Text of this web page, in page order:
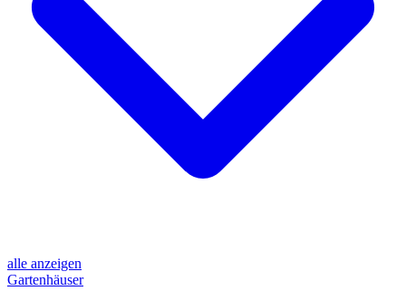
alle anzeigen
Gartenhäuser